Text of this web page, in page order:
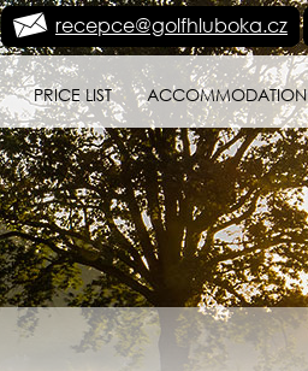
recepce@golfhluboka.cz
PRICE LIST ACCOMMODATION